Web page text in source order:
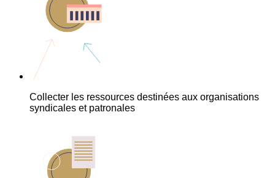
Collecter les ressources destinées aux organisations
syndicales et patronales